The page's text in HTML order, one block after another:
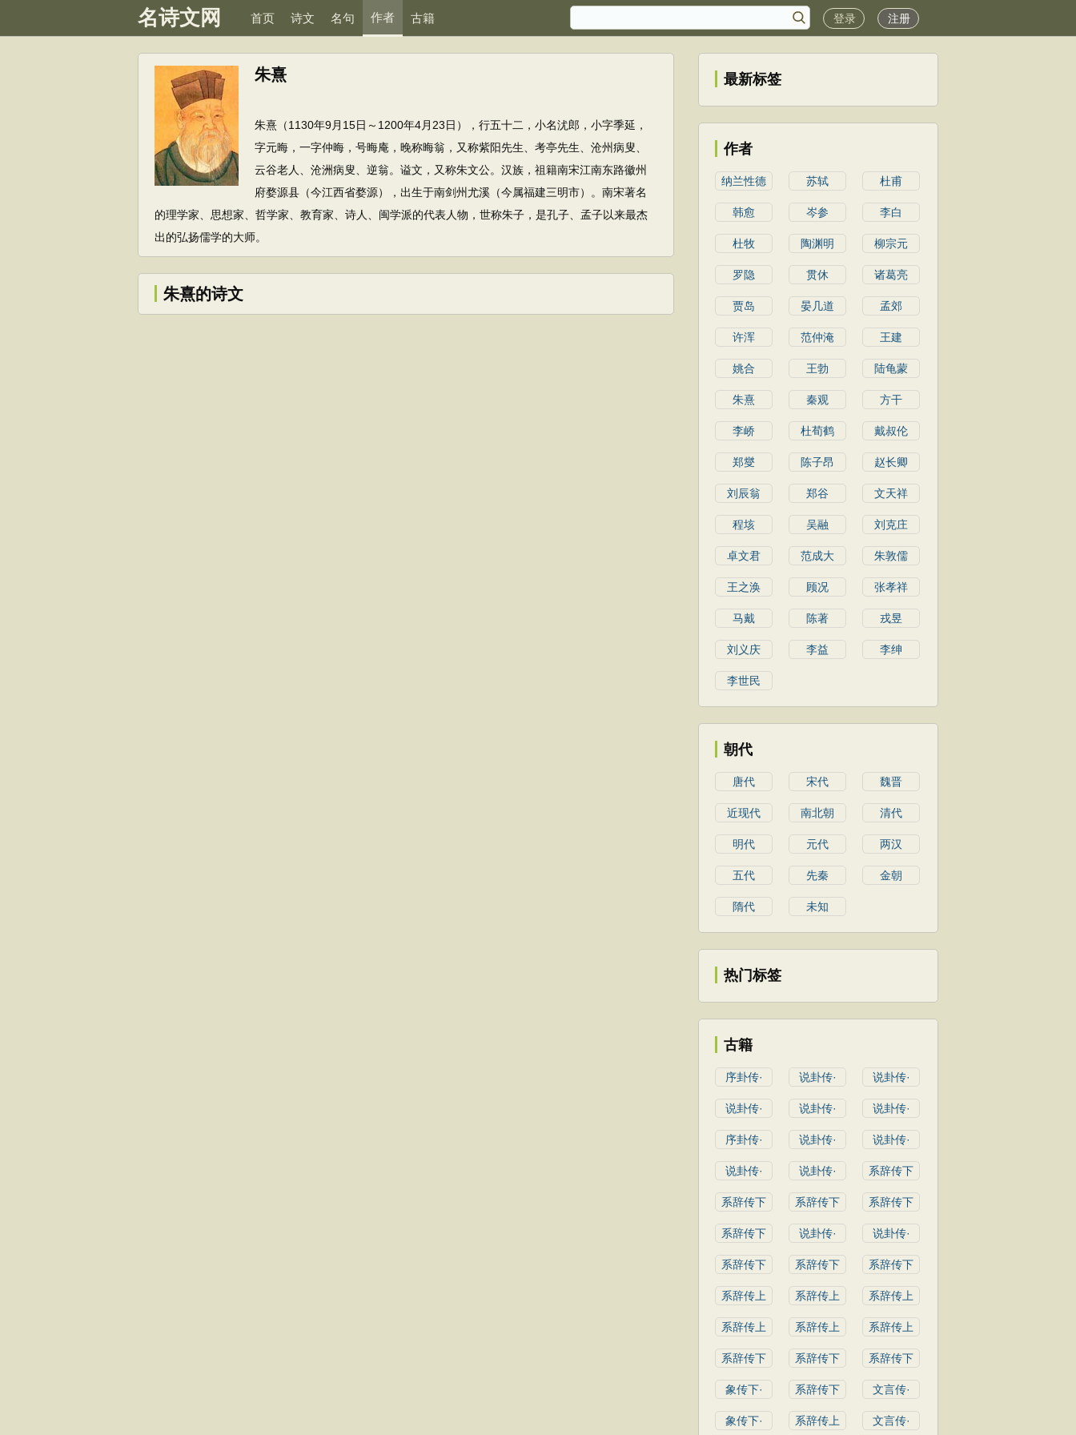
名诗文网 首页 诗文 名句 作者 古籍 登录 注册
朱熹
朱熹（1130年9月15日～1200年4月23日），行五十二，小名沋郎，小字季延，
字元晦，一字仲晦，号晦庵，晚称晦翁，又称紫阳先生、考亭先生、沧州病叟、
云谷老人、沧洲病叟、逆翁。谥文，又称朱文公。汉族，祖籍南宋江南东路徽州
府婺源县（今江西省婺源），出生于南剑州尤溪（今属福建三明市）。南宋著名
的理学家、思想家、哲学家、教育家、诗人、闽学派的代表人物，世称朱子，是孔子、孟子以来最杰
出的弘扬儒学的大师。
朱熹的诗文
最新标签
作者
纳兰性德 苏轼 杜甫
韩愈 岑参 李白
杜牧 陶渊明 柳宗元
罗隐 贯休 诸葛亮
贾岛 晏几道 孟郊
许浑 范仲淹 王建
姚合 王勃 陆龟蒙
朱熹 秦观 方干
李峤 杜荀鹤 戴叔伦
郑燮 陈子昂 赵长卿
刘辰翁 郑谷 文天祥
程垓 吴融 刘克庄
卓文君 范成大 朱敦儒
王之涣 顾况 张孝祥
马戴 陈著 戎昱
刘义庆 李益 李绅
李世民
朝代
唐代 宋代 魏晋
近现代 南北朝 清代
明代 元代 两汉
五代 先秦 金朝
隋代 未知
热门标签
古籍
序卦传· 说卦传· 说卦传·
说卦传· 说卦传· 说卦传·
序卦传· 说卦传· 说卦传·
说卦传· 说卦传· 系辞传下
系辞传下 系辞传下 系辞传下
系辞传下 说卦传· 说卦传·
系辞传下 系辞传下 系辞传下
系辞传上 系辞传上 系辞传上
系辞传上 系辞传上 系辞传上
系辞传下 系辞传下 系辞传下
象传下· 系辞传下 文言传·
象传下· 系辞传上 文言传·